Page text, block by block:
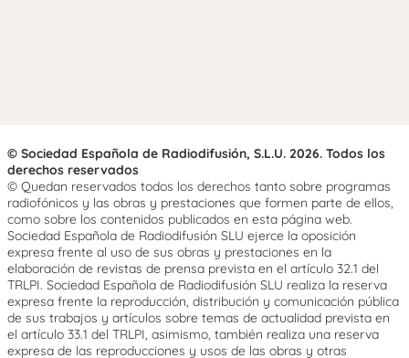
© Sociedad Española de Radiodifusión, S.L.U. 2026. Todos los
derechos reservados
© Quedan reservados todos los derechos tanto sobre programas
radiofónicos y las obras y prestaciones que formen parte de ellos,
como sobre los contenidos publicados en esta página web.
Sociedad Española de Radiodifusión SLU ejerce la oposición
expresa frente al uso de sus obras y prestaciones en la
elaboración de revistas de prensa prevista en el artículo 32.1 del
TRLPI. Sociedad Española de Radiodifusión SLU realiza la reserva
expresa frente la reproducción, distribución y comunicación pública
de sus trabajos y artículos sobre temas de actualidad prevista en
el artículo 33.1 del TRLPI, asimismo, también realiza una reserva
expresa de las reproducciones y usos de las obras y otras